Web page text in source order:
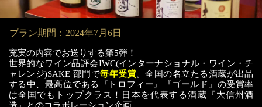
プラン期間：2024年7月6日
充実の内容でお送りする第5弾！
世界的なワイン品評会IWC(インターナショナル・ワイン・チ
ャレンジ)SAKE 部門で毎年受賞。全国の名立たる酒蔵が出品
する中、 最高位である『トロフィー』『ゴールド』の受賞率
は全国でもトップクラス！日本を代表する酒蔵『大信州酒